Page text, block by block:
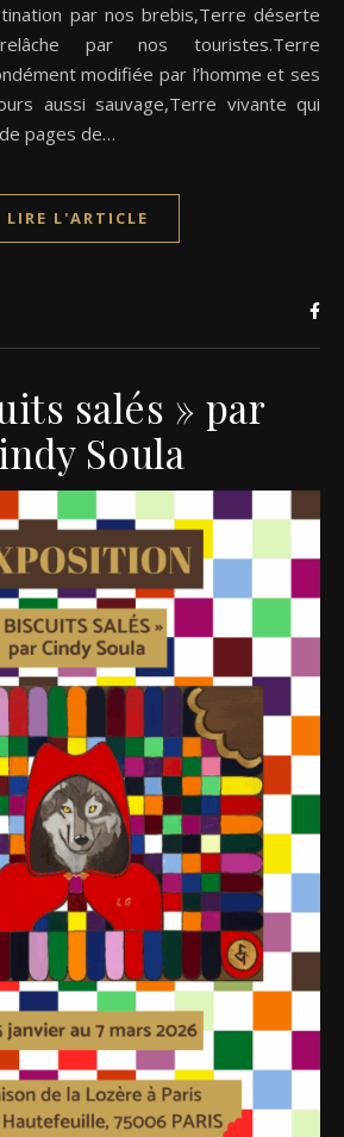
par nos brebis,Terre déserte
par nos touristes.Terre
modifiée par l’homme et ses
aussi sauvage,Terre vivante qui
pages de…
LIRE L'ARTICLE
salés » par
Soula